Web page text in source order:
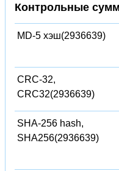
Контрольные
MD-5 хэш(2936639)
CRC-32,
CRC32(2936639)
SHA-256 hash,
SHA256(2936639)